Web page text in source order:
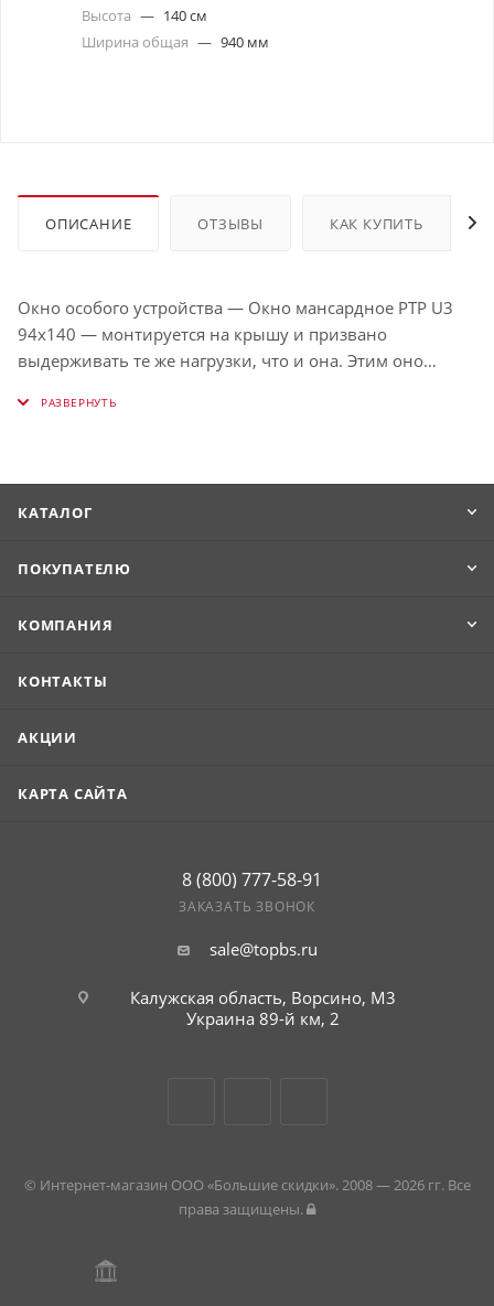
Высота — 140 см
Ширина общая — 940 мм
ОПИСАНИЕ ОТЗЫВЫ КАК КУПИТЬ
Окно особого устройства — Окно мансардное РТР U3
94х140 — монтируется на крышу и призвано
выдерживать те же нагрузки, что и она. Этим оно
Расположение в скате кровли позволяет такому окну
КАТАЛОГ
ПОКУПАТЕЛЮ
КОМПАНИЯ
КОНТАКТЫ
АКЦИИ
КАРТА САЙТА
8 (800) 777-58-91
ЗАКАЗАТЬ ЗВОНОК
sale@topbs.ru
Калужская область, Ворсино, М3
Украина 89-й км, 2
© Интернет-магазин ООО «Большие скидки». 2008 — 2026 гг. Все
права защищены.